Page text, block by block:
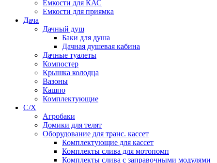
Емкости для КАС
Емкости для приямка
Дача
Дачный душ
Баки для душа
Дачная душевая кабина
Дачные туалеты
Компостер
Крышка колодца
Вазоны
Кашпо
Комплектующие
С/Х
Агробаки
Домики для телят
Оборудование для транс. кассет
Комплектующие для кассет
Комплекты слива для мотопомп
Комплекты слива с заправочными модулями